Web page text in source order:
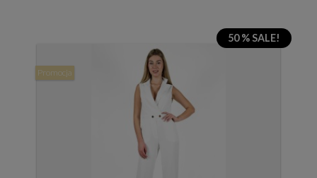
50 % SALE!
Promocja